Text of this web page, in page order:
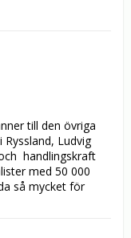
till den övriga
Ludvig
handlingskraft
med 50 000
så mycket för